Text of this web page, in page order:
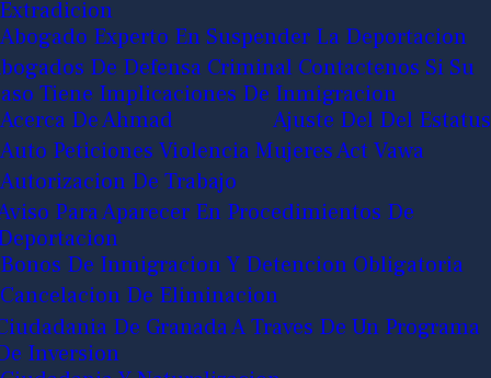
Abogado Experto En Suspender La Deportacion
De Defensa Criminal Contactenos Si Su
Tiene Implicaciones De Inmigracion
Acerca De Ahmad
Ajuste Del Del Estatus
Auto Peticiones Violencia Mujeres Act Vawa
Autorizacion De Trabajo
Para Aparecer En Procedimientos De
Bonos De Inmigracion Y Detencion Obligatoria
Cancelacion De Eliminacion
De Granada A Traves De Un Programa
Inversion